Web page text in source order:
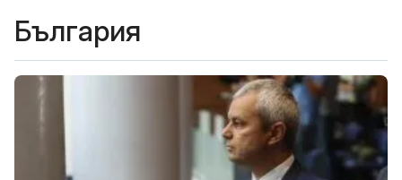
България